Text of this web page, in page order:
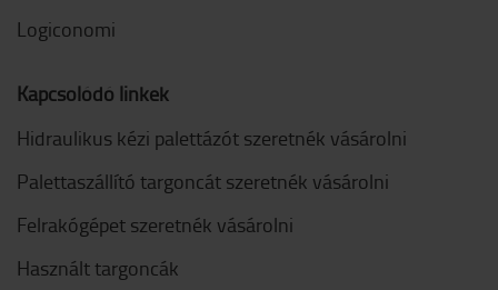
Logiconomi
Kapcsolódó linkek
Hidraulikus kézi palettázót szeretnék vásárolni
Palettaszállító targoncát szeretnék vásárolni
Felrakógépet szeretnék vásárolni
Használt targoncák